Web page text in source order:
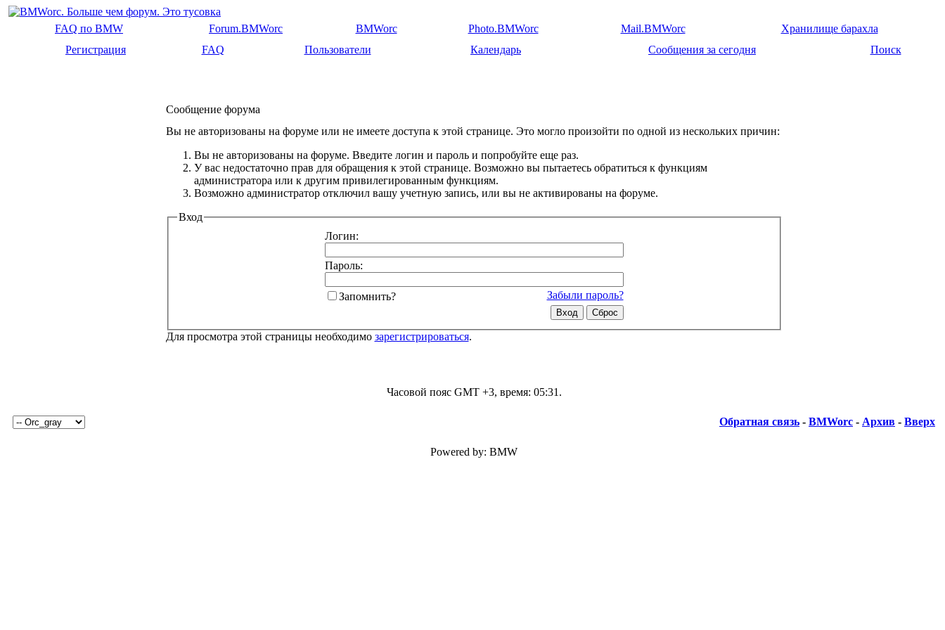
FAQ по BMW Forum.BMWorc BMWorc Photo.BMWorc Mail.BMWorc
Хранилище барахла
Регистрация
FAQ Пользователи Календарь Сообщения за сегодня Поиск
Сообщение форума
Вы не авторизованы на форуме или не имеете доступа к этой странице. Это могло произойти по одной из нескольких причин:
Вы не авторизованы на форуме. Введите логин и пароль и попробуйте еще раз.
У вас недостаточно прав для обращения к этой странице. Возможно вы пытаетесь обратиться к функциям
администратора или к другим привилегированным функциям.
Возможно администратор отключил вашу учетную запись, или вы не активированы на форуме.
Вход
Логин:
Пароль:
Забыли пароль?
Запомнить?
Для просмотра этой страницы необходимо зарегистрироваться.
Часовой пояс GMT +3, время: 05:31 .
Обратная связь - BMWorc - Архив - Вверх
Powered by: BMW